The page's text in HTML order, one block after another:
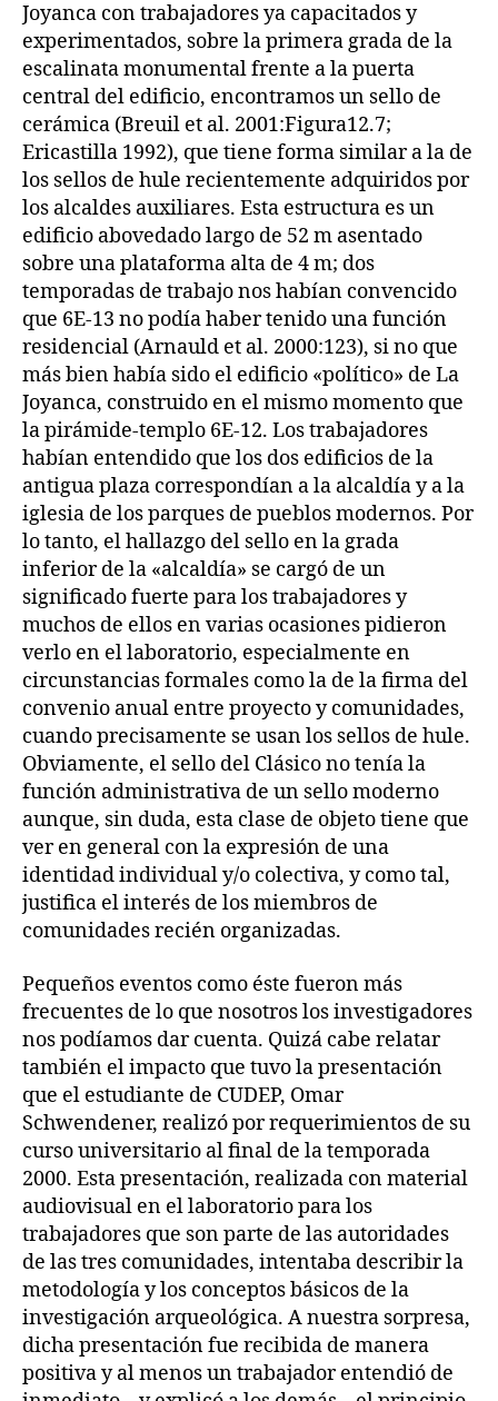
Joyanca con trabajadores ya capacitados y
experimentados, sobre la primera grada de la
escalinata monumental frente a la puerta
central del edificio, encontramos un sello de
cerámica (Breuil et al. 2001:Figura12.7;
Ericastilla 1992), que tiene forma similar a la de
los sellos de hule recientemente adquiridos por
los alcaldes auxiliares. Esta estructura es un
edificio abovedado largo de 52 m asentado
sobre una plataforma alta de 4 m; dos
temporadas de trabajo nos habían convencido
que 6E-13 no podía haber tenido una función
residencial (Arnauld et al. 2000:123), si no que
más bien había sido el edificio «político» de La
Joyanca, construido en el mismo momento que
la pirámide-templo 6E-12. Los trabajadores
habían entendido que los dos edificios de la
antigua plaza correspondían a la alcaldía y a la
iglesia de los parques de pueblos modernos. Por
lo tanto, el hallazgo del sello en la grada
inferior de la «alcaldía» se cargó de un
significado fuerte para los trabajadores y
muchos de ellos en varias ocasiones pidieron
verlo en el laboratorio, especialmente en
circunstancias formales como la de la firma del
convenio anual entre proyecto y comunidades,
cuando precisamente se usan los sellos de hule.
Obviamente, el sello del Clásico no tenía la
función administrativa de un sello moderno
aunque, sin duda, esta clase de objeto tiene que
ver en general con la expresión de una
identidad individual y/o colectiva, y como tal,
justifica el interés de los miembros de
comunidades recién organizadas.
Pequeños eventos como éste fueron más
frecuentes de lo que nosotros los investigadores
nos podíamos dar cuenta. Quizá cabe relatar
también el impacto que tuvo la presentación
que el estudiante de CUDEP, Omar
Schwendener, realizó por requerimientos de su
curso universitario al final de la temporada
2000. Esta presentación, realizada con material
audiovisual en el laboratorio para los
trabajadores que son parte de las autoridades
de las tres comunidades, intentaba describir la
metodología y los conceptos básicos de la
investigación arqueológica. A nuestra sorpresa,
dicha presentación fue recibida de manera
positiva y al menos un trabajador entendió de